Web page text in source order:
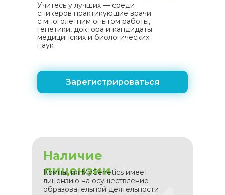
Учитесь у лучших — среди
спикеров практикующие врачи
с многолетним опытом работы,
генетики, доктора и кандидаты
медицинских и биологических
наук
Зарегистрироваться
Наличие
лицензии
Компания MyGenetics имеет
лицензию на осуществление
образовательной деятельности